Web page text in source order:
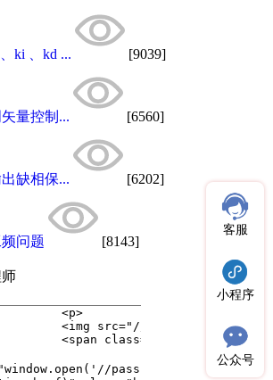
ki 、kd ... [9039]
量控制... [6560]
缺相保... [6202]
问题 [8143]
客服
小程序
公众号